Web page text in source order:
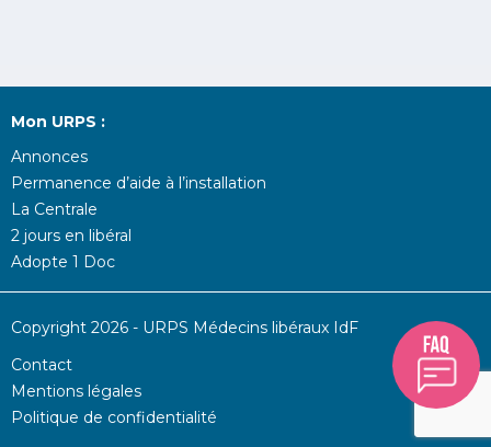
Mon URPS :
Annonces
Permanence d’aide à l’installation
La Centrale
2 jours en libéral
Adopte 1 Doc
Copyright 2026 - URPS Médecins libéraux IdF
Contact
Mentions légales
Politique de confidentialité